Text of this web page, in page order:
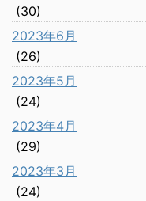
(30)
2023年6月
(26)
2023年5月
(24)
2023年4月
(29)
2023年3月
(24)